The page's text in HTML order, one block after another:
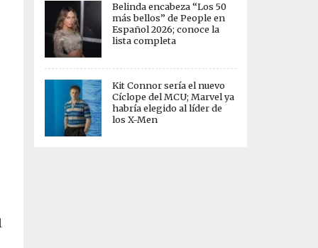
Belinda encabeza “Los 50
más bellos” de People en
Español 2026; conoce la
lista completa
Kit Connor sería el nuevo
Cíclope del MCU; Marvel ya
habría elegido al líder de
los X-Men